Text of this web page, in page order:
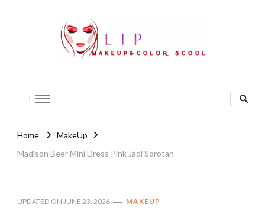
Home
MakeUp
Madison Beer Mini Dress Pink Jadi Sorotan
UPDATED ON JUNE 23, 2026 MAKEUP